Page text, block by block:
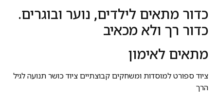
כדור מתאים לילדים, נוער ובוגרים.
כדור רך ולא מכאיב
מתאים לאימון
ציוד ספורט למוסדות ומשחקים קבוצתיים ציוד כושר תנועה לגיל
הרך